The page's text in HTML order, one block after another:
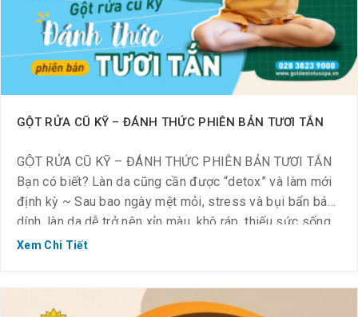
GỘT RỬA CŨ KỸ – ĐÁNH THỨC PHIÊN BẢN TƯƠI TẮN
GỘT RỬA CŨ KỸ – ĐÁNH THỨC PHIÊN BẢN TƯƠI TẮN
Bạn có biết? Làn da cũng cần được “detox” và làm mới
định kỳ ~ Sau bao ngày mệt mỏi, stress và bụi bẩn bám
dính, làn da dễ trở nên xỉn màu, khô ráp, thiếu sức sống.
Đã đến lúc bạn chiều chuộng […]
Xem Chi Tiết